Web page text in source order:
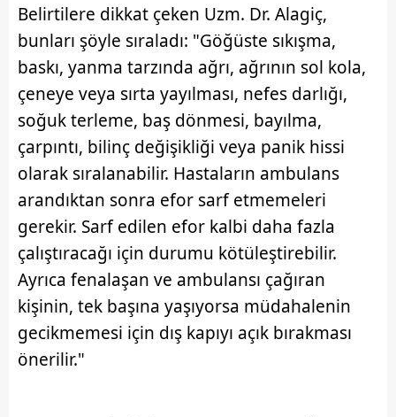
Belirtilere dikkat çeken Uzm. Dr. Alagiç,
bunları şöyle sıraladı: "Göğüste sıkışma,
baskı, yanma tarzında ağrı, ağrının sol kola,
çeneye veya sırta yayılması, nefes darlığı,
soğuk terleme, baş dönmesi, bayılma,
çarpıntı, bilinç değişikliği veya panik hissi
olarak sıralanabilir. Hastaların ambulans
arandıktan sonra efor sarf etmemeleri
gerekir. Sarf edilen efor kalbi daha fazla
çalıştıracağı için durumu kötüleştirebilir.
Ayrıca fenalaşan ve ambulansı çağıran
kişinin, tek başına yaşıyorsa müdahalenin
gecikmemesi için dış kapıyı açık bırakması
önerilir."